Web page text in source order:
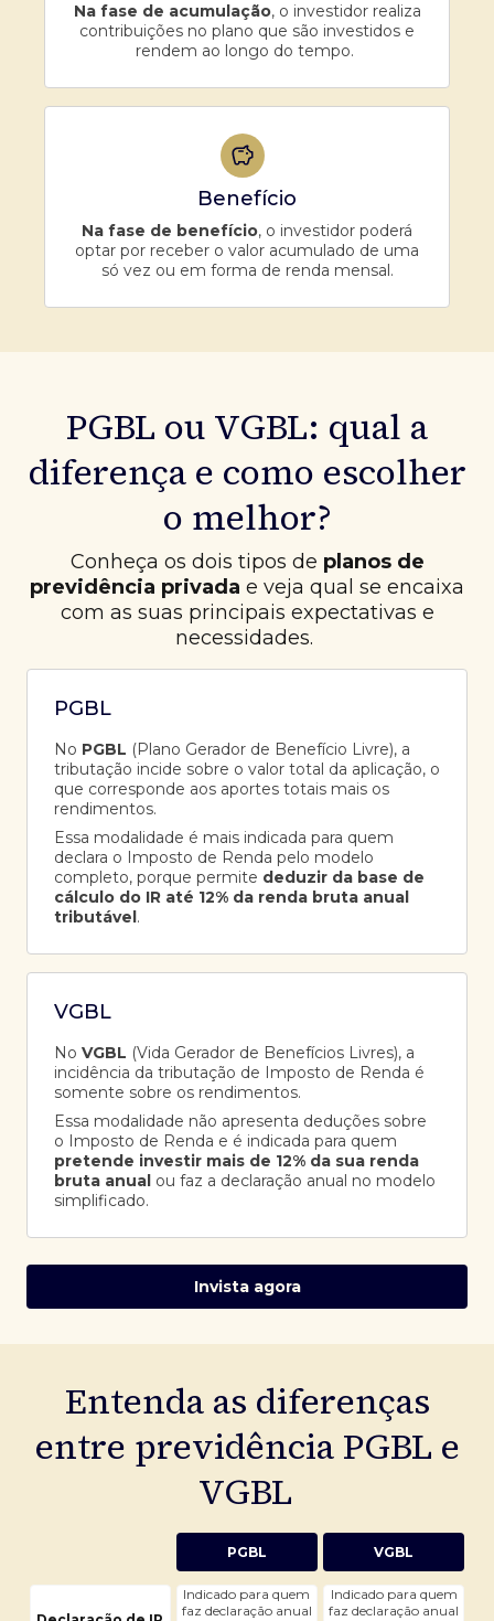
Na fase de acumulação, o investidor realiza
contribuições no plano que são investidos e
rendem ao longo do tempo.
Benefício
Na fase de benefício, o investidor poderá
optar por receber o valor acumulado de uma
só vez ou em forma de renda mensal.
PGBL ou VGBL: qual a
diferença e como escolher
o melhor?
Conheça os dois tipos de planos de
previdência privada e veja qual se encaixa
com as suas principais expectativas e
necessidades.
PGBL
No PGBL (Plano Gerador de Benefício Livre), a
tributação incide sobre o valor total da aplicação, o
que corresponde aos aportes totais mais os
rendimentos.
Essa modalidade é mais indicada para quem
declara o Imposto de Renda pelo modelo
completo, porque permite deduzir da base de
cálculo do IR até 12% da renda bruta anual
tributável.
VGBL
No VGBL (Vida Gerador de Benefícios Livres), a
incidência da tributação de Imposto de Renda é
somente sobre os rendimentos.
Essa modalidade não apresenta deduções sobre
o Imposto de Renda e é indicada para quem
pretende investir mais de 12% da sua renda
bruta anual ou faz a declaração anual no modelo
simplificado.
Invista agora
Entenda as diferenças
entre previdência PGBL e
VGBL
PGBL VGBL
Indicado para quem
faz declaração anual
Indicado para quem
faz declaração anual